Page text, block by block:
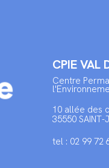
CPIE VAL
Centre
10 allée des
35550 SAINT-
tel : 02 99 72